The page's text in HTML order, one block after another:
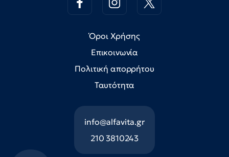
Όροι Χρήσης
Επικοινωνία
Πολιτική απορρήτου
Ταυτότητα
info@alfavita.gr
210 3810243